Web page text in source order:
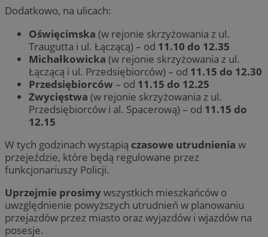
Dodatkowo, na ulicach:
Oświęcimska (w rejonie skrzyżowania z ul.
Traugutta i ul. Łączącą) – od 11.10 do 12.35
Michałkowicka (w rejonie skrzyżowania z ul.
Łączącą i ul. Przedsiębiorców) – od 11.15 do 12.30
Przedsiębiorców – od 11.15 do 12.25
Zwycięstwa (w rejonie skrzyżowania z ul.
Przedsiębiorców i al. Spacerową) – od 11.15 do
12.15
W tych godzinach wystąpią czasowe utrudnienia w
przejeździe, które będą regulowane przez
funkcjonariuszy Policji.
Uprzejmie prosimywszystkich mieszkańców o
uwzględnienie powyższych utrudnień w planowaniu
przejazdów przez miasto oraz wyjazdów i wjazdów na
posesje.